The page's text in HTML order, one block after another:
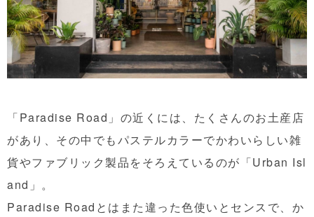
「Paradise Road」の近くには、たくさんのお土産店
があり、その中でもパステルカラーでかわいらしい雑
貨やファブリック製品をそろえているのが「Urban Isl
and」。
Paradise Roadとはまた違った色使いとセンスで、か